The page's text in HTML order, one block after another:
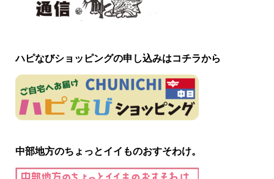
ハピなびショッピングの申し込みはコチラから
中部地方のちょっとイイものおすそわけ。